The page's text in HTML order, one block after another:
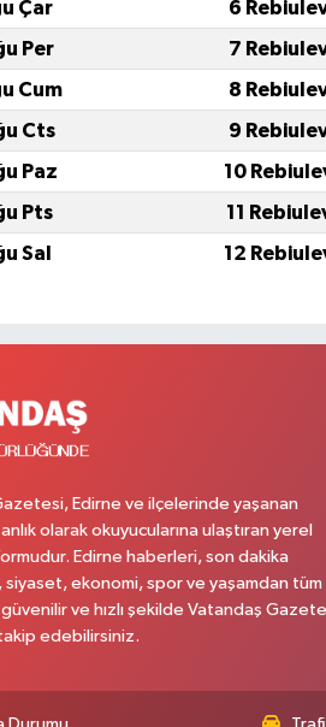
Çar
6
Per
7
Cum
8
Cts
9
Paz
10
Pts
11
Sal
12
Edirne ve ilçelerinde yaşanan
olarak okuyucularına ulaştıran yerel
Edirne haberleri, son dakika
siyaset, ekonomi, spor ve yaşamdan tüm
ve hızlı şekilde Vatandaş
edebilirsiniz.